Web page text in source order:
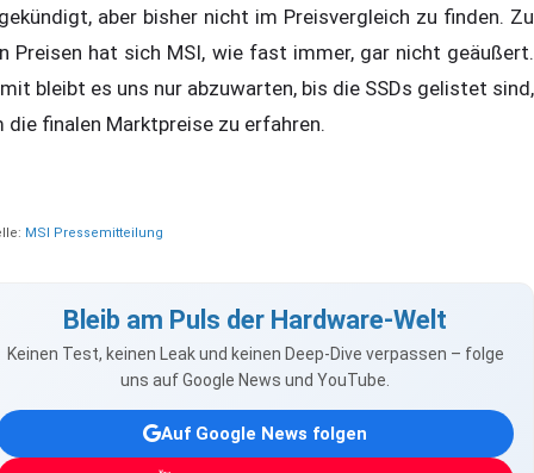
aber bisher nicht im Preisvergleich zu finden. Zu
Preisen hat sich MSI, wie fast immer, gar nicht geäußert.
bleibt es uns nur abzuwarten, bis die SSDs gelistet sind,
die finalen Marktpreise zu erfahren.
MSI Pressemitteilung
Bleib am Puls der Hardware-Welt
Keinen Test, keinen Leak und keinen Deep-Dive verpassen – folge
uns auf Google News und YouTube.
Auf Google News folgen